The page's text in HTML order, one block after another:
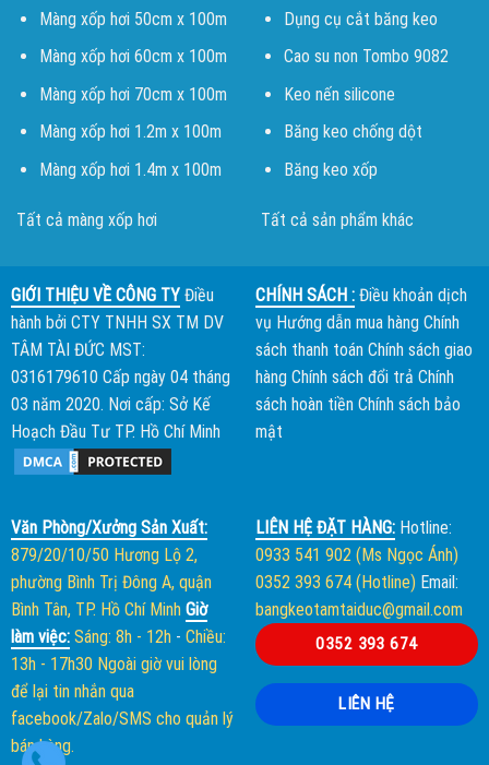
Màng xốp hơi 50cm x 100m
Màng xốp hơi 60cm x 100m
Màng xốp hơi 70cm x 100m
Màng xốp hơi 1.2m x 100m
Màng xốp hơi 1.4m x 100m
Tất cả màng xốp hơi
Dụng cụ cắt băng keo
Cao su non Tombo 9082
Keo nến silicone
Băng keo chống dột
Băng keo xốp
Tất cả sản phẩm khác
GIỚI THIỆU VỀ CÔNG TYĐiều
hành bởi CTY TNHH SX TM DV
TÂM TÀI ĐỨC MST:
0316179610 Cấp ngày 04 tháng
03 năm 2020. Nơi cấp: Sở Kế
Hoạch Đầu Tư TP. Hồ Chí Minh
CHÍNH SÁCH : Điều khoản dịch
vụ Hướng dẫn mua hàng Chính
sách thanh toán Chính sách giao
hàng Chính sách đổi trả Chính
sách hoàn tiền Chính sách bảo
mật
Văn Phòng/Xưởng Sản Xuất:
879/20/10/50 Hương Lộ 2,
phường Bình Trị Đông A, quận
Bình Tân, TP. Hồ Chí Minh Giờ
làm việc: Sáng: 8h - 12h- Chiều:
13h - 17h30 Ngoài giờ vui lòng
để lại tin nhắn qua
facebook/Zalo/SMS cho quản lý
bán hàng.
LIÊN HỆ ĐẶT HÀNG:Hotline:
0933 541 902 (Ms Ngọc Ánh)
0352 393 674 (Hotline) Email:
bangkeotamtaiduc@gmail.com
0352 393 674
LIÊN HỆ